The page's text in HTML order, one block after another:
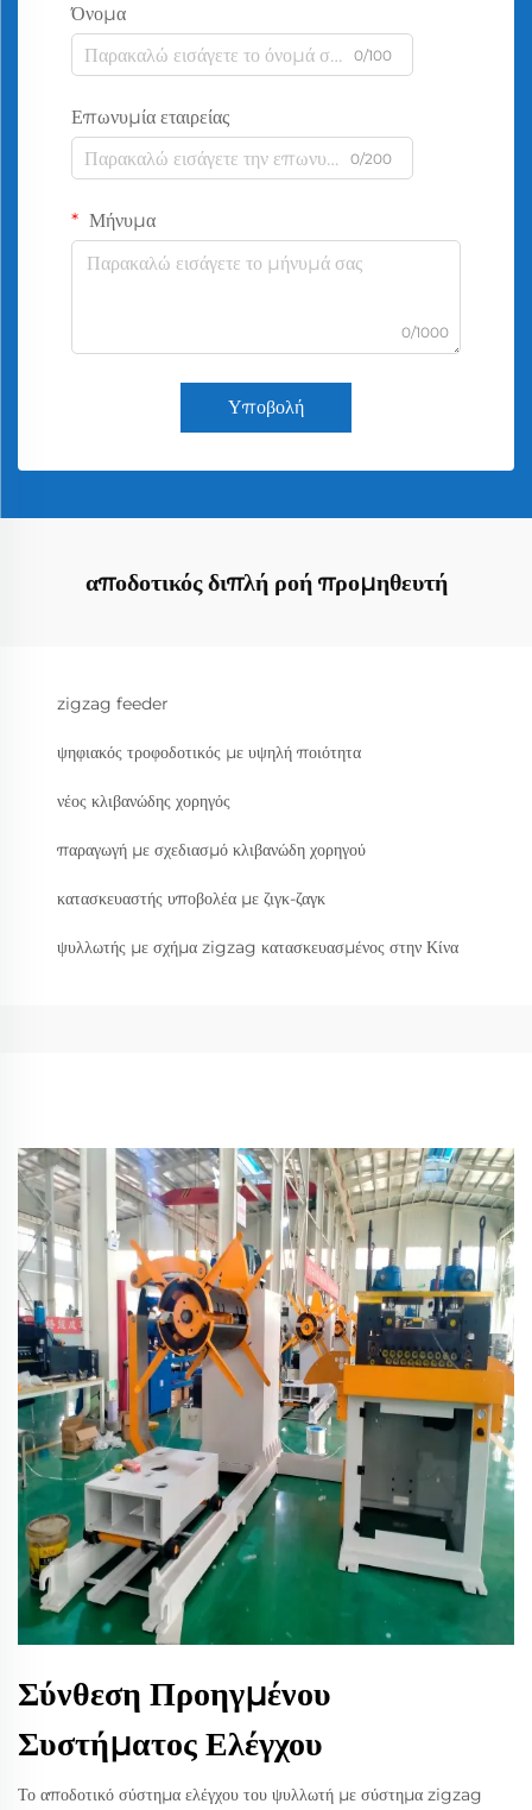
Όνομα
0/100
Επωνυμία εταιρείας
0/200
Μήνυμα
0/1000
Υποβολή
αποδοτικός διπλή ροή προμηθευτή
zigzag feeder
ψηφιακός τροφοδοτικός με υψηλή ποιότητα
νέος κλιβανώδης χορηγός
παραγωγή με σχεδιασμό κλιβανώδη χορηγού
κατασκευαστής υποβολέα με ζιγκ-ζαγκ
ψυλλωτής με σχήμα zigzag κατασκευασμένος στην Κίνα
Σύνθεση Προηγμένου
Συστήματος Ελέγχου
Το αποδοτικό σύστημα ελέγχου του ψυλλωτή με σύστημα zigzag